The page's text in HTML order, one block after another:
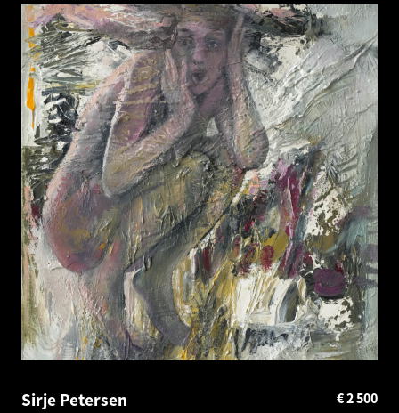
Sirje Petersen
2 500
€